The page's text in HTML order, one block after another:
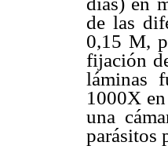
de las
0,15 M,
fijación
láminas
1000X
una
parásitos